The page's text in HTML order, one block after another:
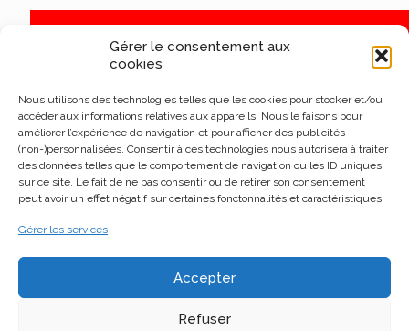
Gérer le consentement aux
cookies
Nous utilisons des technologies telles que les cookies pour stocker et/ou
accéder aux informations relatives aux appareils. Nous le faisons pour
améliorer l’expérience de navigation et pour afficher des publicités
(non-)personnalisées. Consentir à ces technologies nous autorisera à traiter
des données telles que le comportement de navigation ou les ID uniques
sur ce site. Le fait de ne pas consentir ou de retirer son consentement
peut avoir un effet négatif sur certaines fonctonnalités et caractéristiques.
Gérer les services
Accepter
Refuser